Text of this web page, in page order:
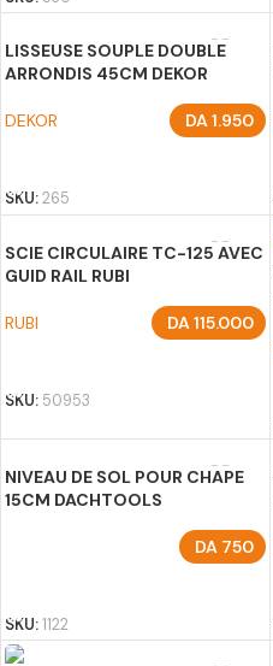
LISSEUSE SOUPLE DOUBLE
ARRONDIS 45CM DEKOR
DEKOR DA1.950
SKU:265
SCIE CIRCULAIRE TC-125 AVEC
GUID RAIL RUBI
RUBI DA115.000
SKU: 50953
NIVEAU DE SOL POUR CHAPE
15CM DACHTOOLS
DA750
SKU:1122